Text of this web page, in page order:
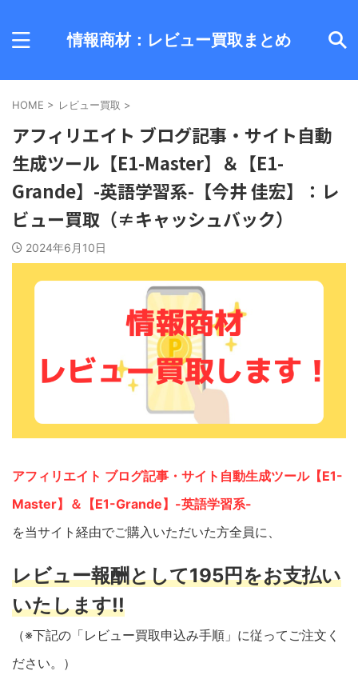
情報商材：レビュー買取まとめ
HOME > レビュー買取 >
アフィリエイト ブログ記事・サイト自動
生成ツール【E1-Master】＆【E1-
Grande】-英語学習系-【今井 佳宏】：レ
ビュー買取（≠キャッシュバック）
2024年6月10日
アフィリエイト ブログ記事・サイト自動生成ツール【E1-
Master】＆【E1-Grande】-英語学習系-
を当サイト経由でご購入いただいた方全員に、
レビュー報酬として195円をお支払い
いたします!!
（※下記の「レビュー買取申込み手順」に従ってご注文く
ださい。）